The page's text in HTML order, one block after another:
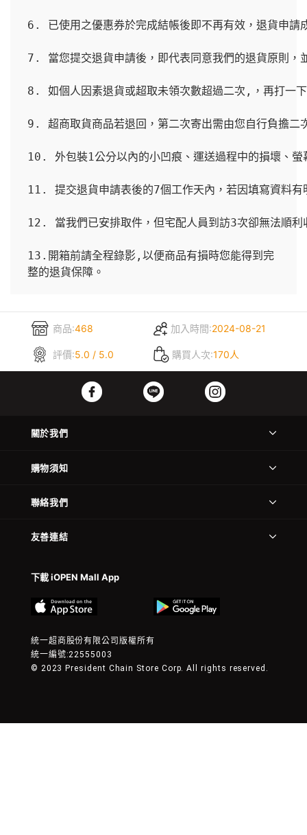
6. 已使用之優惠券於完成結帳後即不再有效，退貨申請
7. 當您提交退貨申請後，即代表同意我們的退貨原則，
8. 如個人因素退貨或超取未領次數超過二次,，再打一
9. 超商取貨商品若退回，第二次寄出需由您自行負擔二
10. 外包裝1公分以內的小凹痕、運送過程中的損壞、螢
11. 提交退貨申請表後的7個工作天內，若因填寫資料有
12. 當我們已安排取件，但宅配人員到訪3次卻無法順利
13.開箱前請全程錄影,以便商品有損時您能得到完
整的退貨保障。
商品:468 加入時間:2024-08-21
評價:5.0 / 5.0 購買人次:170人
關於我們
購物須知
聯絡我們
友善連結
下載 iOPEN Mall App
統一超商股份有限公司版權所有
統一編號:22555003
© 2023 President Chain Store Corp. All rights reserved.